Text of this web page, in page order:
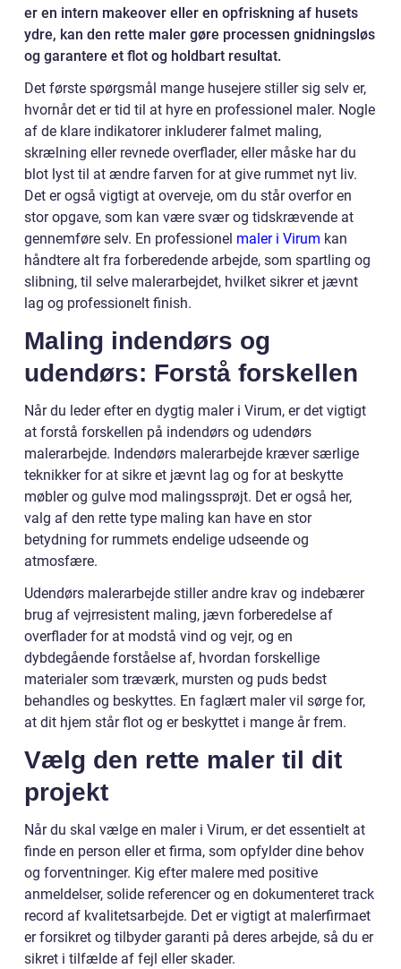
er en intern makeover eller en opfriskning af husets
ydre, kan den rette maler gøre processen gnidningsløs
og garantere et flot og holdbart resultat.
Det første spørgsmål mange husejere stiller sig selv er,
hvornår det er tid til at hyre en professionel maler. Nogle
af de klare indikatorer inkluderer falmet maling,
skrælning eller revnede overflader, eller måske har du
blot lyst til at ændre farven for at give rummet nyt liv.
Det er også vigtigt at overveje, om du står overfor en
stor opgave, som kan være svær og tidskrævende at
gennemføre selv. En professionel maler i Virum kan
håndtere alt fra forberedende arbejde, som spartling og
slibning, til selve malerarbejdet, hvilket sikrer et jævnt
lag og professionelt finish.
Maling indendørs og
udendørs: Forstå forskellen
Når du leder efter en dygtig maler i Virum, er det vigtigt
at forstå forskellen på indendørs og udendørs
malerarbejde. Indendørs malerarbejde kræver særlige
teknikker for at sikre et jævnt lag og for at beskytte
møbler og gulve mod malingssprøjt. Det er også her,
valg af den rette type maling kan have en stor
betydning for rummets endelige udseende og
atmosfære.
Udendørs malerarbejde stiller andre krav og indebærer
brug af vejrresistent maling, jævn forberedelse af
overflader for at modstå vind og vejr, og en
dybdegående forståelse af, hvordan forskellige
materialer som træværk, mursten og puds bedst
behandles og beskyttes. En faglært maler vil sørge for,
at dit hjem står flot og er beskyttet i mange år frem.
Vælg den rette maler til dit
projekt
Når du skal vælge en maler i Virum, er det essentielt at
finde en person eller et firma, som opfylder dine behov
og forventninger. Kig efter malere med positive
anmeldelser, solide referencer og en dokumenteret track
record af kvalitetsarbejde. Det er vigtigt at malerfirmaet
er forsikret og tilbyder garanti på deres arbejde, så du er
sikret i tilfælde af fejl eller skader.